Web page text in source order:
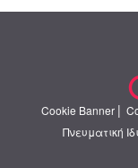
Cookie Banner |
Πνευματική